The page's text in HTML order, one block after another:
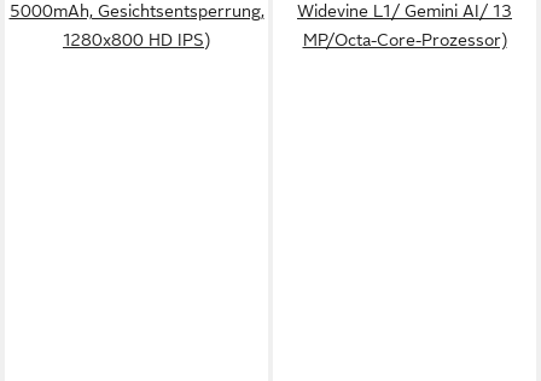
5000mAh, Gesichtsentsperrung,
1280x800 HD IPS)
Widevine L1/ Gemini AI/ 13
MP/Octa-Core-Prozessor)